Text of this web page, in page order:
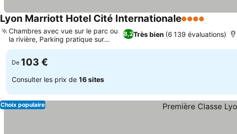
Lyon Marriott Hotel Cité Internationale4 Étoiles
8,2Très bien (6 139 évaluations)
Chambres avec vue sur le parc ou
la rivière, Parking pratique sur
place
De 103 €
Consulter les prix de 16 sites
Choix populaire